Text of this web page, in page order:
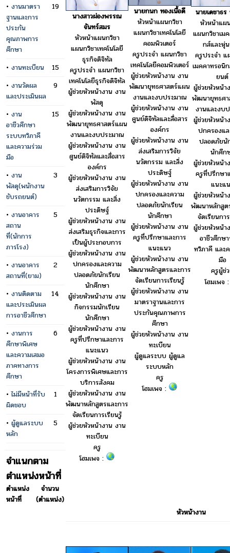
• งานมาตรา
ฐานและการ
ประกัน
คุณภาพการ
ศึกษา
19
• งานทะเบียน
15
• งานวัดผล
และประเมินผล
9
• งาน
อาชีวศึกษา
ระบบทวิภาคี
และความร่วม
มือ
15
• งาน
พัสดุ(พนักงาน
ขับรถยนต์)
3
• งานอาคาร
สถาน
ที่(นักการ
ภารโรง)
5
• งานอาคาร
สถานที่(ยาม)
2
• งานติดตาม
และประเมินผล
การอาชีวศึกษา
14
• งานการ
ศึกษาพิเศษ
และความเสมอ
ภาคทางการ
ศึกษา
6
•ไม่มีหน้าที่รับ
ผิดชอบ
1
• ผู้ดูแลระบบ
หลัก
5
จำแนกตาม
ตำแหน่งหน้าที่
ตำแหน่ง
หน้าที่
จำนวน
(ตำแหน่ง)
นางสาวผ่องพรรณ
จันทร์สมร
หัวหน้าแผนกวิชา
แผนกวิชาเทคโนโลยี
ธุรกิจดิจิทัล
ครูประจำ แผนกวิชา
เทคโนโลยีธุรกิจดิจิทัล
ผู้ช่วยหัวหน้างาน งาน
พัสดุ
ผู้ช่วยหัวหน้างาน งาน
พัฒนายุทธศาสตร์แผน
งานและงบประมาณ
ผู้ช่วยหัวหน้างาน งาน
ศูนย์ดิจิทัลและสื่อสาร
องค์กร
ผู้ช่วยหัวหน้างาน งาน
ส่งเสริมการวิจัย
นวัตกรรม และสิ่ง
ประดิษฐ์
ผู้ช่วยหัวหน้างาน งาน
ส่งเสริมธุรกิจและการ
เป็นผู้ประกอบการ
ผู้ช่วยหัวหน้างาน งาน
ปกครองและความ
ปลอดภัยนักเรียน
นักศึกษา
ผู้ช่วยหัวหน้างาน งาน
กิจกรรมนักเรียน
นักศึกษา
ผู้ช่วยหัวหน้างาน งาน
ครูที่ปรึกษาและการ
แนะแนว
ผู้ช่วยหัวหน้างาน งาน
โครงการพิเศษและการ
บริการสังคม
ผู้ช่วยหัวหน้างาน งาน
พัฒนาหลักสูตรและการ
จัดเรียนการเรียนรู้
ผู้ช่วยหัวหน้างาน งาน
ทะเบียน
ครู
โฮมเพจ :
นายกนก ทองเนื้อดี
หัวหน้าแผนกวิชา
แผนกวิชาเทคโนโลยี
คอมพิวเตอร์
ครูประจำ แผนกวิชา
เทคโนโลยีคอมพิวเตอร์
ผู้ช่วยหัวหน้างาน งาน
พัฒนายุทธศาสตร์แผน
งานและงบประมาณ
ผู้ช่วยหัวหน้างาน งาน
ศูนย์ดิจิทัลและสื่อสาร
องค์กร
ผู้ช่วยหัวหน้างาน งาน
ส่งเสริมการวิจัย
นวัตกรรม และสิ่ง
ประดิษฐ์
ผู้ช่วยหัวหน้างาน งาน
ปกครองและความ
ปลอดภัยนักเรียน
นักศึกษา
ผู้ช่วยหัวหน้างาน งาน
ครูที่ปรึกษาและการ
แนะแนว
ผู้ช่วยหัวหน้างาน งาน
พัฒนาหลักสูตรและการ
จัดเรียนการเรียนรู้
ผู้ช่วยหัวหน้างาน งาน
มาตราฐานและการ
ประกันคุณภาพการ
ศึกษา
ผู้ช่วยหัวหน้างาน งาน
ทะเบียน
ผู้ดูแลระบบ ผู้ดูแล
ระบบหลัก
ครู
โฮมเพจ :
นายเดชาธ
หัวหน้าแผ
แผนกวิชาเม
กส์และหุ่
ครูประจำ แ
เมคคาทรอนิ
ยนต์
ผู้ช่วยหัวหน้า
พัฒนายุทธศ
งานและงบ
ผู้ช่วยหัวหน้า
ปกครองแ
ปลอดภัยนั
นักศึก
ผู้ช่วยหัวหน้า
ครูที่ปรึกษา
แนะแ
ผู้ช่วยหัวหน้า
พัฒนาหลักสูต
จัดเรียนกา
ผู้ช่วยหัวหน้า
อาชีวศึกษ
ทวิภาคี และ
มือ
ครูผู้ช่
โฮมเพจ
หัวหน้างาน